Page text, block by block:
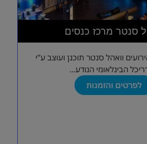
סנטר מרכז כנסים
וואהל סנטר תוכנן ועוצב ע”י
הבינלאומי הנודע...
לפרטים והזמנות